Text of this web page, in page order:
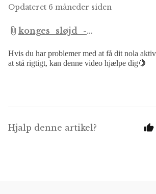
Opdateret 6 måneder siden
konges_sløjd_-
(540p).mp4
Hvis du har problemer med at få dit nola
at stå rigtigt, kan denne video hjælpe dig🍋
Hjalp denne artikel?